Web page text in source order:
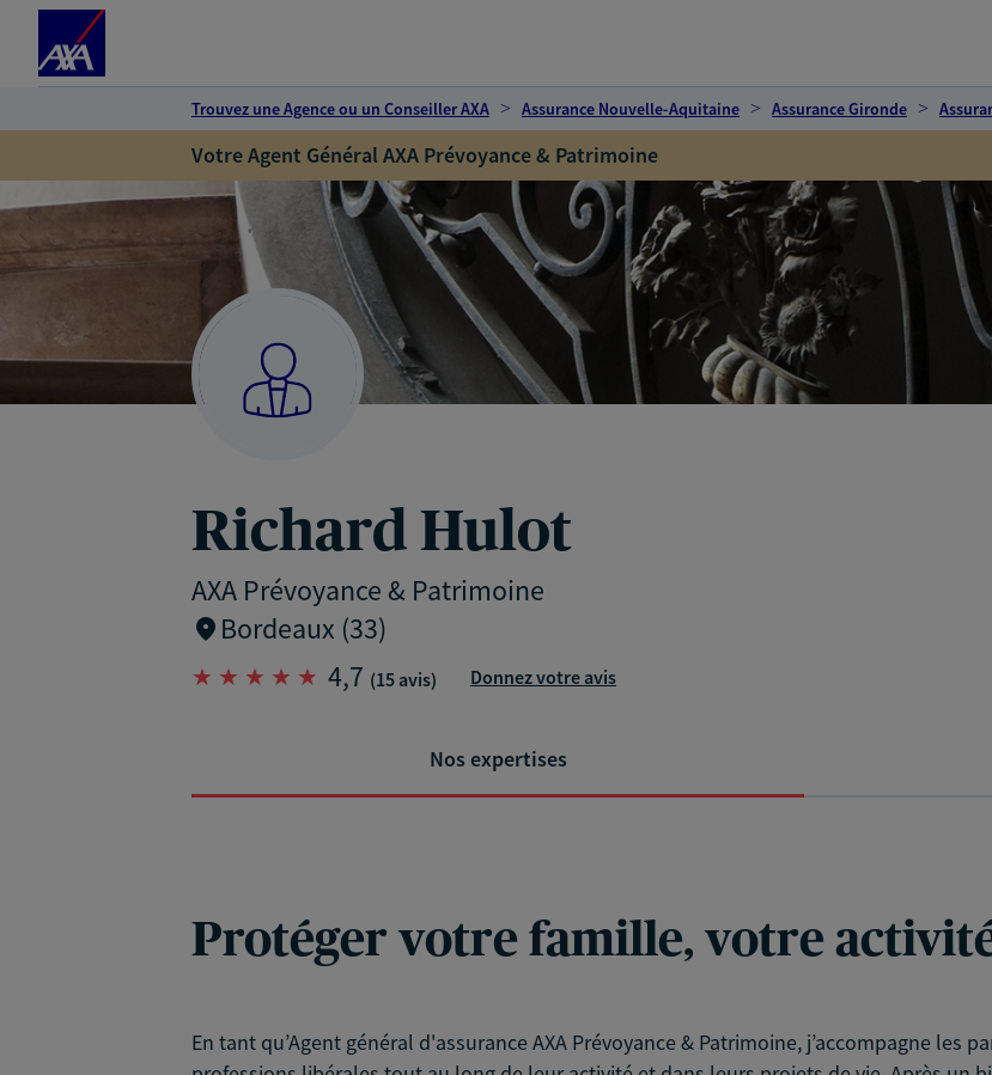
Trouvez une Agence ou un Conseiller AXA Assurance Nouvelle-Aquitaine Assurance Gironde
Votre Agent Général AXA Prévoyance & Patrimoine
Richard Hulot
AXA Prévoyance & Patrimoine
Bordeaux (33)
4,7 (15 avis) Donnez votre avis
Nos expertises
Protéger votre famille, votre
En tant qu’Agent général d'assurance AXA Prévoyance & Patrimoine, j’accompagne les